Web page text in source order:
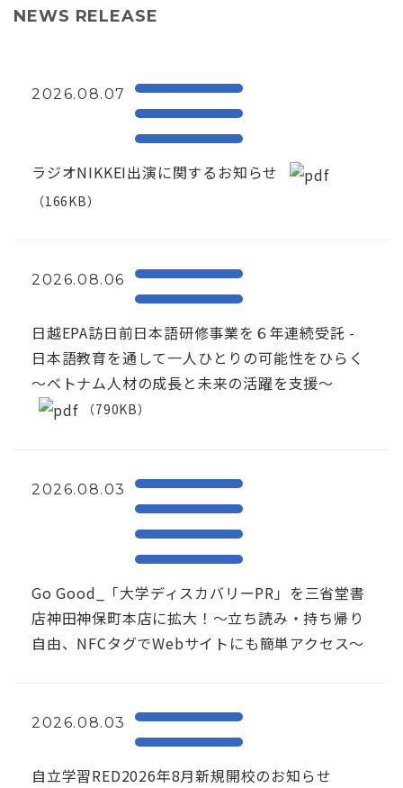
NEWS RELEASE
2026.08.07
ラジオNIKKEI出演に関するお知らせ
（166KB）
2026.08.06
日越EPA訪日前日本語研修事業を６年連続受託 -
日本語教育を通して一人ひとりの可能性をひらく
～ベトナム人材の成長と未来の活躍を支援～
（790KB）
2026.08.03
Go Good_「大学ディスカバリーPR」を三省堂書
店神田神保町本店に拡大！〜立ち読み・持ち帰り
自由、NFCタグでWebサイトにも簡単アクセス～
2026.08.03
自立学習RED2026年8月新規開校のお知らせ